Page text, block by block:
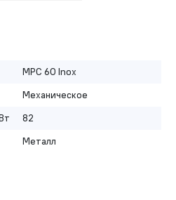
MPC 60 Inox
Механическое
82
Металл